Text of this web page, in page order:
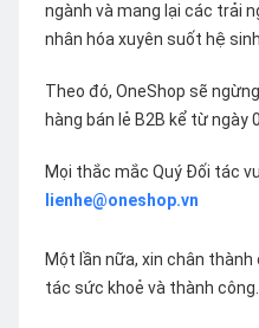
ngành và mang lại các trải
nhân hóa xuyên suốt hệ
Theo đó, OneShop sẽ
hàng bán lẻ B2B kể từ ngày
Mọi thắc mắc Quý Đối tác
lienhe@oneshop.vn
Một lần nữa, xin chân
tác sức khoẻ và thành công.